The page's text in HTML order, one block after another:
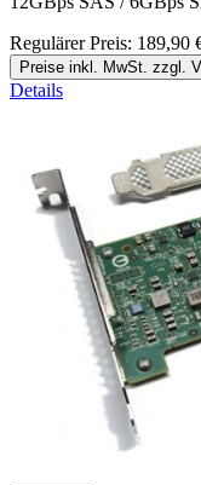
Regulärer Preis: 189,90
Preise inkl. MwSt. zzgl.
Details